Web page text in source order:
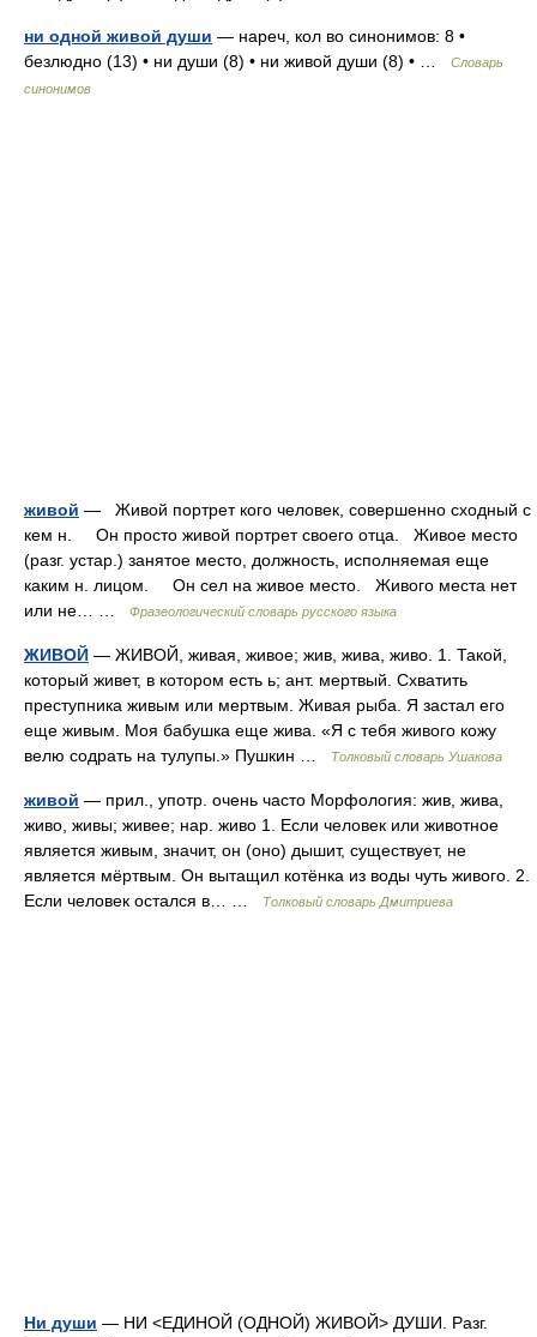
ни одной живой души — нареч, кол во синонимов: 8 •
безлюдно (13) • ни души (8) • ни живой души (8) • …
Словарь
синонимов
живой — Живой портрет кого человек, совершенно сходный с
кем н. Он просто живой портрет своего отца. Живое место
(разг. устар.) занятое место, должность, исполняемая еще
каким н. лицом. Он сел на живое место. Живого места нет
или не… …
Фразеологический словарь русского языка
ЖИВОЙ — ЖИВОЙ, живая, живое; жив, жива, живо. 1. Такой,
который живет, в котором есть ь; ант. мертвый. Схватить
преступника живым или мертвым. Живая рыба. Я застал его
еще живым. Моя бабушка еще жива. «Я с тебя живого кожу
велю содрать на тулупы.» Пушкин …
Толковый словарь Ушакова
живой — прил., употр. очень часто Морфология: жив, жива,
живо, живы; живее; нар. живо 1. Если человек или животное
является живым, значит, он (оно) дышит, существует, не
является мёртвым. Он вытащил котёнка из воды чуть живого. 2.
Если человек остался в… …
Толковый словарь Дмитриева
Ни души — НИ <ЕДИНОЙ (ОДНОЙ) ЖИВОЙ> ДУШИ. Разг.